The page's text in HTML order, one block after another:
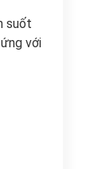
suốt
với